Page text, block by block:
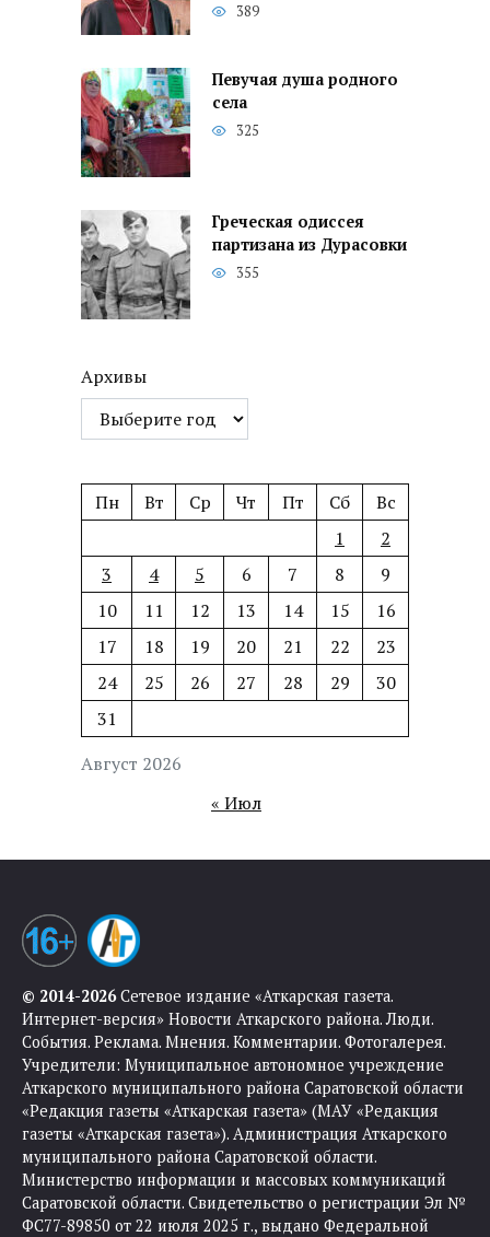
389
Певучая душа родного
села
325
Греческая одиссея
партизана из Дурасовки
355
Архивы
Август 2026
Пн Вт Ср Чт Пт Сб
Вс
1
2
3
4 5 6 7 8
9
10
11 12 13 14 15
16
17
18 19 20 21 22
23
24
25 26 27 28 29
30
31
« Июл
© 2014-2026Сетевое издание «Аткарская газета.
Интернет-версия» Новости Аткарского района. Люди.
События. Реклама. Мнения. Комментарии. Фотогалерея.
Учредители: Муниципальное автономное учреждение
Аткарского муниципального района Саратовской области
«Редакция газеты «Аткарская газета» (МАУ «Редакция
газеты «Аткарская газета»). Администрация Аткарского
муниципального района Саратовской области.
Министерство информации и массовых коммуникаций
Саратовской области. Свидетельство о регистрации Эл №
ФС77-89850 от 22 июля 2025 г., выдано Федеральной